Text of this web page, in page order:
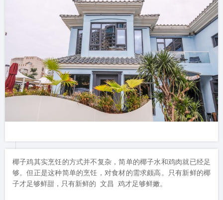
椰子鸡其实烹饪的方式并不复杂，简单的椰子水和鸡肉就已经足
够。但正是这种简单的烹饪，对食材的需求颇高。只有新鲜的椰
子才足够鲜甜，只有新鲜的 文昌 鸡才足够鲜嫩。